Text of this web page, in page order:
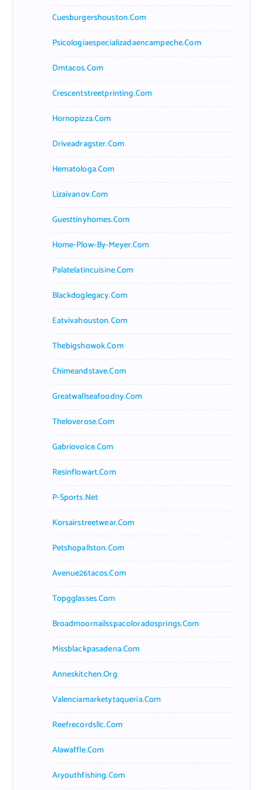
Cuesburgershouston.com
Psicologiaespecializadaencampeche.com
Dmtacos.com
Crescentstreetprinting.com
Hornopizza.com
Driveadragster.com
Hematologa.com
Lizaivanov.com
Guesttinyhomes.com
Home-Plow-By-Meyer.com
Palatelatincuisine.com
Blackdoglegacy.com
Eatvivahouston.com
Thebigshowok.com
Chimeandstave.com
Greatwallseafoodny.com
Theloverose.com
Gabriovoice.com
Resinflowart.com
P-Sports.net
Korsairstreetwear.com
Petshopallston.com
Avenue26tacos.com
Topgglasses.com
Broadmoornailsspacoloradosprings.com
Missblackpasadena.com
Anneskitchen.org
Valenciamarketytaqueria.com
Reefrecordsllc.com
Alawaffle.com
Aryouthfishing.com